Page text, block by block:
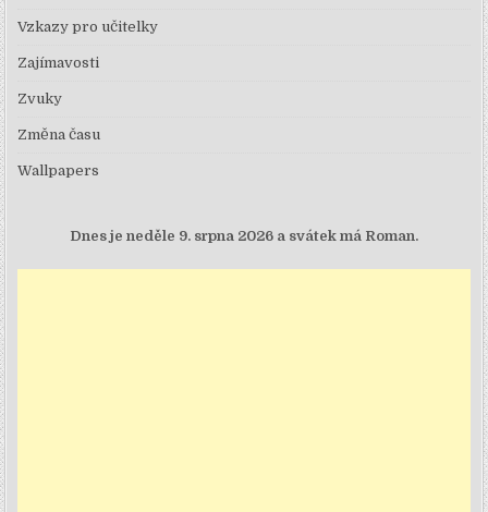
Vzkazy pro učitelky
Zajímavosti
Zvuky
Změna času
Wallpapers
Dnes je neděle 9. srpna 2026 a svátek má Roman.